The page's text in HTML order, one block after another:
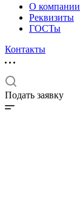
О компании
Реквизиты
ГОСТы
Контакты
Подать заявку